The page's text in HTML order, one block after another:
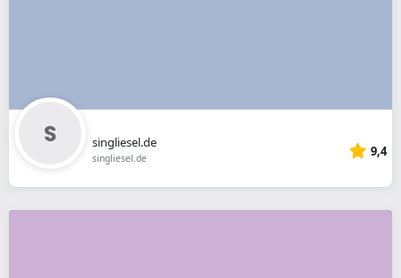
singliesel.de
singliesel.de 9,4